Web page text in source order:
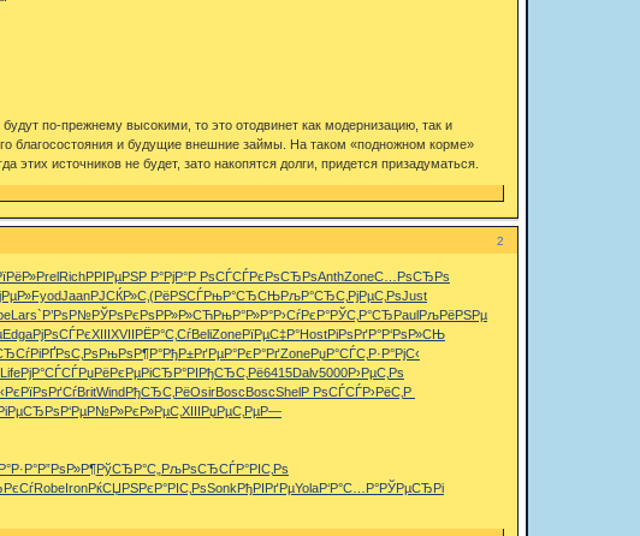
по-прежнему высокими, то это отодвинет как модернизацию, так и
благосостояния и будущие внешние займы. На таком «подножном корме»
источников не будет, зато накопятся долги, придется призадуматься.
2
PrelRichР­РІРµРЅР Р°РјР°Р РѕСЃСЃРєРѕСЂРѕAnthZoneС…РѕСЂРѕ
FyodJaanРЈСЌР»С‚(РёРЅСЃРњР°СЂСЊРљР°СЂС‚ РјРµС‚РѕJust
Lars`Р’РѕР№РЎРѕРєРѕРР»Р»СЋРњР°Р»Р°Р›СѓРєР°РЎС‚Р°СЂPaulРљРёРЅРµ
EdgaРјРѕСЃРєXIIIXVIIРЁР°С‚СѓBeliZoneРїРµС‡Р°HostРіРѕРґР°Р‘РѕР»СЊ
РҐРѕС‚РѕРњРѕР¶Р°РђР±РґРµР°РєР°РґZoneРџР°СЃС‚ Р·Р°РјС‹
LifeРјР°СЃСЃРџРёРєРµРіСЂР°РІРђСЂС‚Рё6415Dalv5000Р›РµС‚Рѕ
РїРѕРґСѓBritWindРђСЂС‚РёOsirBoscBoscShelР РѕСЃСЃР›РёС‚Р
Р‘РµР№Р»РєР»РµС‚XIIIРџРµС‚РµР—
Р”РѕР»Р¶РўСЂР°С„ РљРѕСЂСЃР°РІС‚Рѕ
RobeIronРќСЏРЅРєР°РІС‚РѕSonkРђРІРґРµYolaР‘Р°С…Р°РЎРµСЂРі